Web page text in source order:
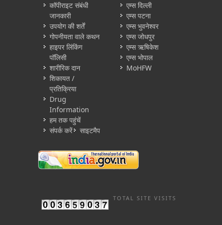
कॉपीराइट संबंधी
जानकारी
उपयोग की शर्तें
गोपनीयता वाले कथन
हाइपर लिंकिंग
पॉलिसी
शारीरिक दान
शिकायत /
प्रतिक्रिया
Drug
Information
हम तक पहुंचें
संपर्क करें
साइटमैप
एम्स दिल्ली
एम्स पटना
एम्स भुवनेश्वर
एम्स जोधपुर
एम्स ऋषिकेश
एम्स भोपाल
MoHFW
TOTAL SITE VISITS